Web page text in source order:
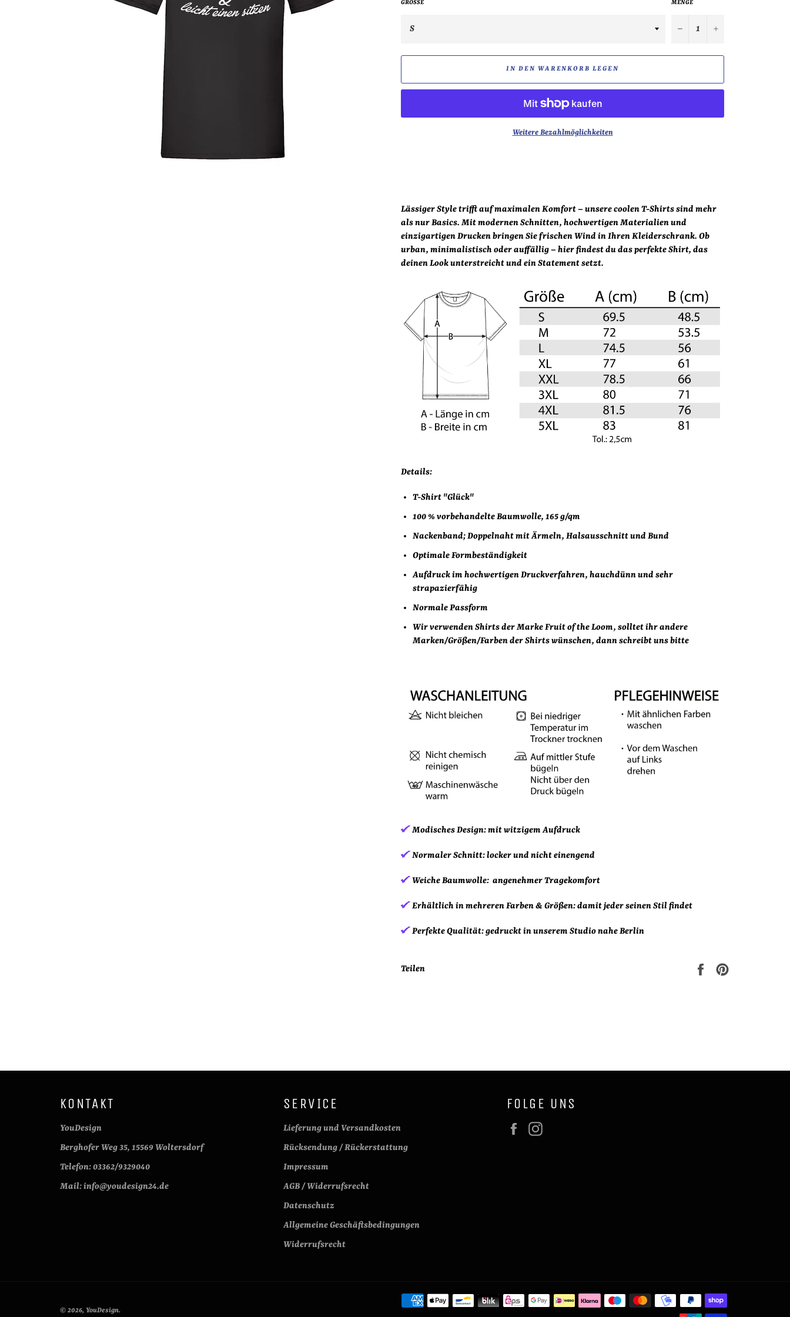
GRÖSSE MENGE
− +
IN DEN WARENKORB LEGEN
Weitere Bezahlmöglichkeiten
Lässiger Style trifft auf maximalen Komfort – unsere coolen T-Shirts sind mehr
als nur Basics. Mit modernen Schnitten, hochwertigen Materialien und
einzigartigen Drucken bringen Sie frischen Wind in Ihren Kleiderschrank. Ob
urban, minimalistisch oder auffällig – hier findest du das perfekte Shirt, das
deinen Look unterstreicht und ein Statement setzt.
Details:
T-Shirt "Glück"
100 % vorbehandelte Baumwolle, 165 g/qm
Nackenband; Doppelnaht mit Ärmeln, Halsausschnitt und Bund
Optimale Formbeständigkeit
Aufdruck im hochwertigen Druckverfahren, hauchdünn und sehr
strapazierfähig
Normale Passform
Wir verwenden Shirts der Marke Fruit of the Loom, solltet ihr andere
Marken/Größen/Farben der Shirts wünschen, dann schreibt uns bitte
Modisches Design:mit witzigem Aufdruck
Normaler Schnitt:locker und nicht einengend
Weiche Baumwolle: angenehmer Tragekomfort
Erhältlich in mehreren Farben & Größen:damit jeder seinen Stil findet
Perfekte Qualität:gedruckt in unserem Studio nahe Berlin
Teilen
Auf
KONTAKT
YouDesign
Berghofer Weg 35, 15569 Woltersdorf
Telefon: 03362/9329040
Mail: info@youdesign24.de
SERVICE
Lieferung und Versandkosten
Rücksendung / Rückerstattung
Impressum
AGB / Widerrufsrecht
Datenschutz
Allgemeine Geschäftsbedingungen
Widerrufsrecht
FOLGE UNS
Facebook
© 2026, YouDesign.